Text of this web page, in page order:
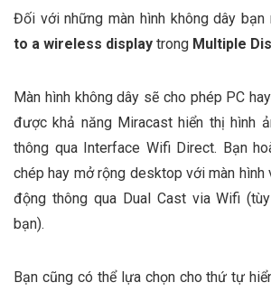
Đối với những màn hình không dây bạn
to a wireless display trong Multiple
Màn hình không dây sẽ cho phép PC
được khả năng Miracast hiển thị hình
thông qua Interface Wifi Direct. Bạn
chép hay mở rộng desktop với màn
động thông qua Dual Cast via Wifi
bạn).
Bạn cũng có thể lựa chọn cho thứ tự